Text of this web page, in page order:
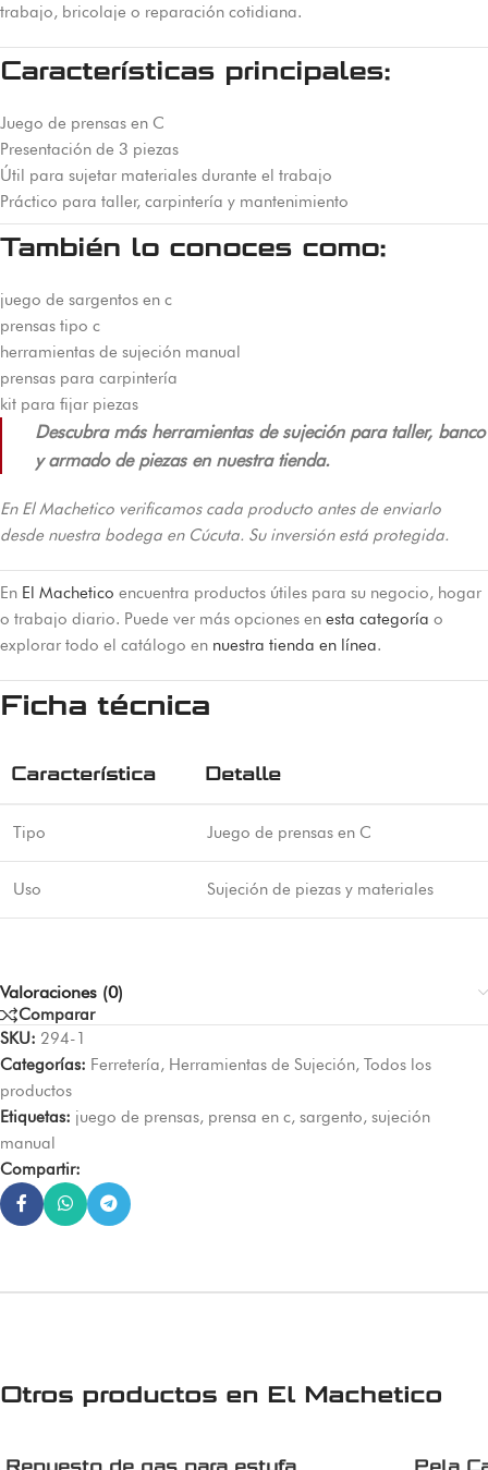
trabajo, bricolaje o reparación cotidiana.
Características principales:
Juego de prensas en C
Presentación de 3 piezas
Útil para sujetar materiales durante el trabajo
Práctico para taller, carpintería y mantenimiento
También lo conoces como:
juego de sargentos en c
prensas tipo c
herramientas de sujeción manual
prensas para carpintería
kit para fijar piezas
Descubra más herramientas de sujeción para taller, banco
y armado de piezas en nuestra tienda.
En El Machetico verificamos cada producto antes de enviarlo
desde nuestra bodega en Cúcuta. Su inversión está protegida.
En El Machetico encuentra productos útiles para su negocio, hogar
o trabajo diario. Puede ver más opciones en esta categoría o
explorar todo el catálogo en nuestra tienda en línea.
Ficha técnica
Característica Detalle
Tipo Juego de prensas en C
Uso Sujeción de piezas y materiales
Valoraciones (0)
Comparar
SKU: 294-1
Categorías: Ferretería, Herramientas de Sujeción, Todos los
productos
Etiquetas: juego de prensas, prensa en c, sargento, sujeción
manual
Compartir:
Otros productos en El Machetico